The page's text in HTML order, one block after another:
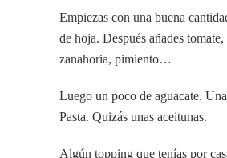
Empiezas con una buena
de hoja. Después añades
zanahoria, pimiento…
Luego un poco de aguacate.
Pasta. Quizás unas aceitunas.
Algún topping que tenías por